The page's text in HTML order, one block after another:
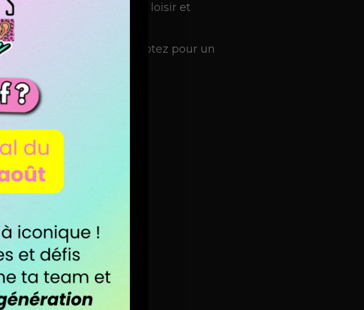
de mieux que combiner loisir et
Alors n’hésitez plus et optez pour un
VOUS !
votre sécurité